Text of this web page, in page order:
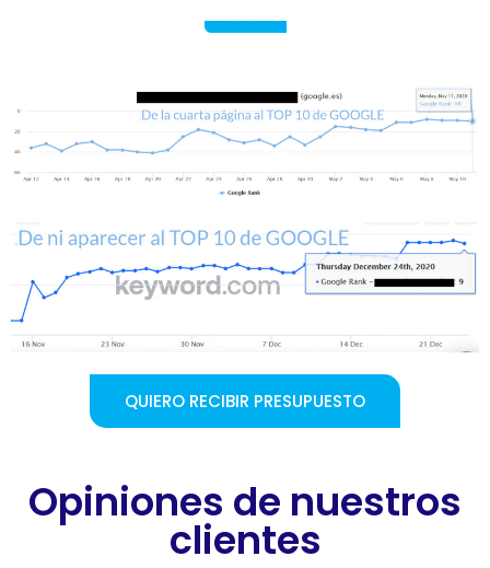
QUIERO RECIBIR PRESUPUESTO
Opiniones de nuestros
clientes